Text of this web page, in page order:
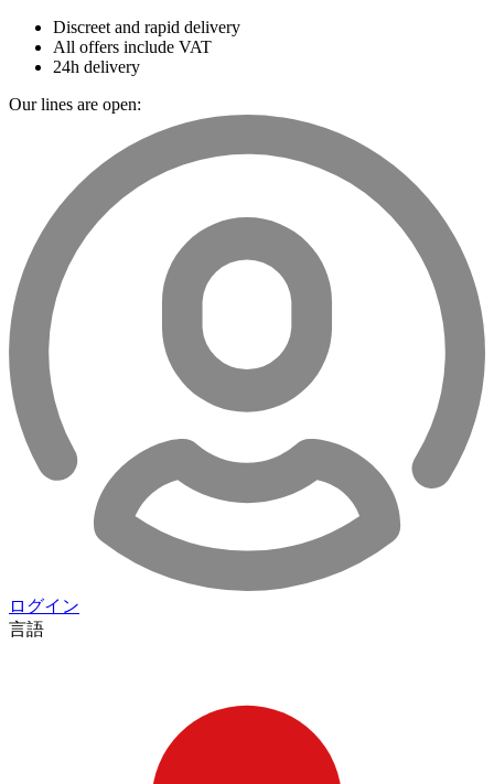
Discreet and rapid delivery
All offers include VAT
24h delivery
Our lines are open:
ログイン
言語